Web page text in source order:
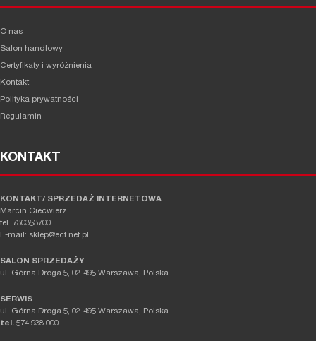
O nas
Salon handlowy
Certyfikaty i wyróżnienia
Kontakt
Polityka prywatności
Regulamin
KONTAKT
KONTAKT/ SPRZEDAŻ INTERNETOWA
Marcin Ciećwierz
tel. 730353700
E-mail: sklep@ect.net.pl
SALON SPRZEDAŻY
ul. Górna Droga 5, 02-495 Warszawa, Polska
SERWIS
ul. Górna Droga 5, 02-495 Warszawa, Polska
tel. 574 938 000